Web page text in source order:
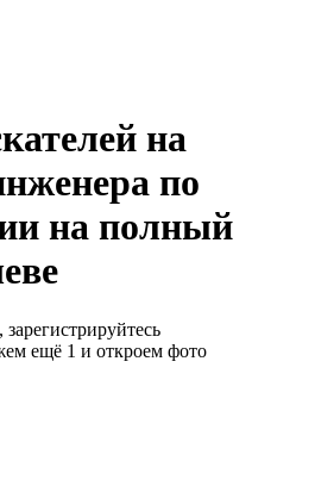
на
по
на полный
ещё 1 и откроем фото